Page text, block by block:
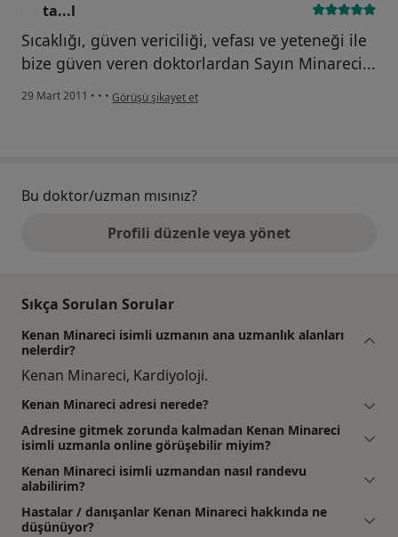
ta...l
Sıcaklığı, güven vericiliği, vefası ve yeteneği ile
bize güven veren doktorlardan Sayın Minareci...
29 Mart 2011 • • • kullanıcının görüşüne göre ta...l
Görüşü şikayet et
Bu doktor/uzman mısınız?
Profili düzenle veya yönet
Sıkça Sorulan Sorular
Kenan Minareci isimli uzmanın ana uzmanlık alanları
nelerdir?
Kenan Minareci, Kardiyoloji.
Kenan Minareci adresi nerede?
Adresine gitmek zorunda kalmadan Kenan Minareci
isimli uzmanla online görüşebilir miyim?
Kenan Minareci isimli uzmandan nasıl randevu
alabilirim?
Hastalar / danışanlar Kenan Minareci hakkında ne
düşünüyor?